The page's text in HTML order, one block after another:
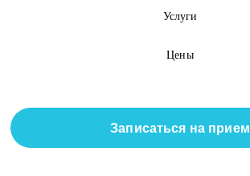
Услуги
Цены
Записаться на прием